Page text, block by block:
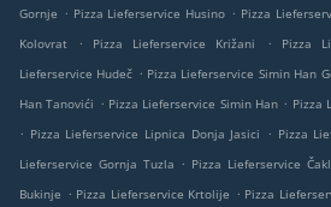
Gornje . Pizza Lieferservice Husino . Pizza
Kolovrat
. Pizza Lieferservice Križani . Pizza
Lieferservice Hudeč . Pizza Lieferservice Simin Han
Han Tanovići . Pizza Lieferservice Simin Han . Pizza
. Pizza Lieferservice Lipnica Donja Jasici . Pizza
Lieferservice Gornja Tuzla . Pizza Lieferservice
Bukinje . Pizza Lieferservice Krtolije . Pizza